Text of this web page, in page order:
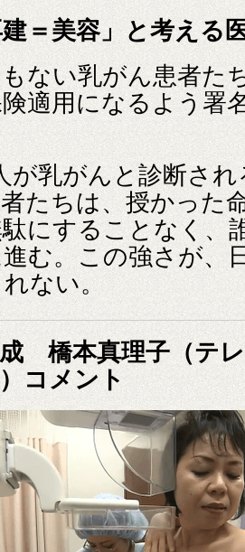
＝美容」と考える
ない乳がん患者た
適用になるよう署
が乳がんと診断さ
たちは、授かった
にすることなく、
む。この強さが、
ない。
橋本真理子（テ
コメント